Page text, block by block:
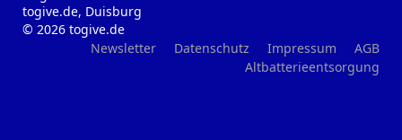
togive.de, Duisburg
© 2026 togive.de
Newsletter
Datenschutz Impressum
AGB
Altbatterieentsorgung